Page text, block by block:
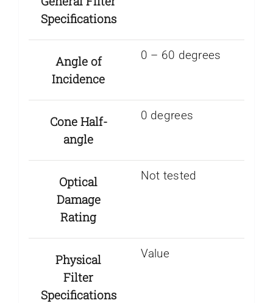
Specifications
Angle of
Incidence
0 – 60 degrees
Cone Half-
angle
0 degrees
Optical
Damage
Rating
Not tested
Physical
Filter
Specifications
Value